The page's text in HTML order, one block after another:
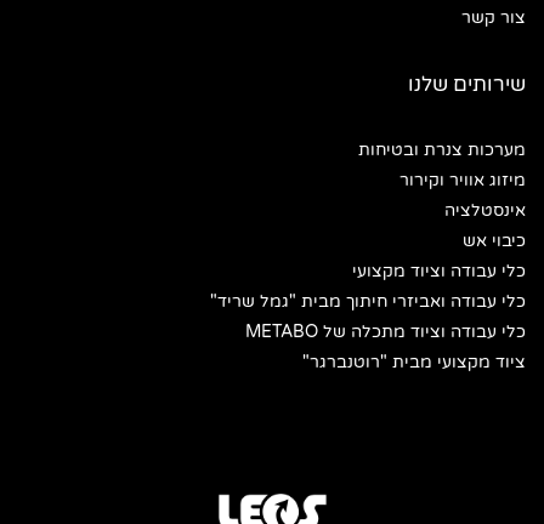
צור קשר
שירותים שלנו
מערכות צנרת ובטיחות
מיזוג אוויר וקירור
אינסטלציה
כיבוי אש
כלי עבודה וציוד מקצועי
כלי עבודה ואביזרי חיתוך מבית "גמל שריד"
כלי עבודה וציוד מתכלה של METABO
ציוד מקצועי מבית "רוטנברגר"